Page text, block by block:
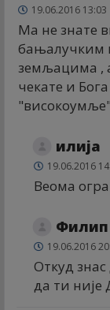
19.06.2016 13:03
Ма не знате
бањалучким
земљацима ,
чекате и
илија
19.06.2016
Веома
Филип
19.06.2016
Откуд знас
да ти није